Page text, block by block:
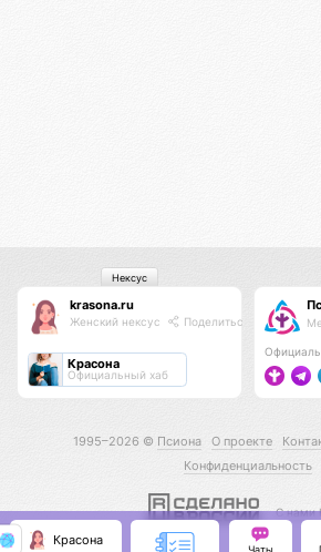
krasona.ru
Женский нексус Поделиться
Красона
Официальный хаб
Нексус
1995–2026 © Псиона О проекте
Конфиденциальность
С нами
Красона
Чаты